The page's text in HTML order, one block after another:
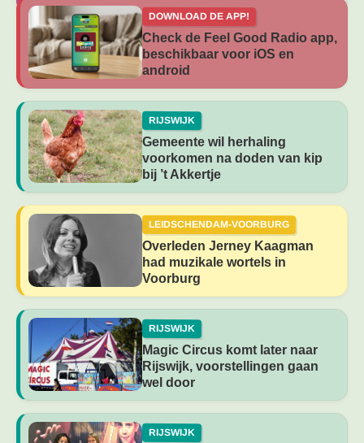
DOWNLOAD DE APP!
Check de Feel Good Radio app,
beschikbaar voor iOS en
android
RIJSWIJK
Gemeente wil herhaling
voorkomen na doden van kip
bij ’t Akkertje
LEIDSCHENDAM-VOORBURG
Overleden Jerney Kaagman
had muzikale wortels in
Voorburg
RIJSWIJK
Magic Circus komt later naar
Rijswijk, voorstellingen gaan
wel door
RIJSWIJK